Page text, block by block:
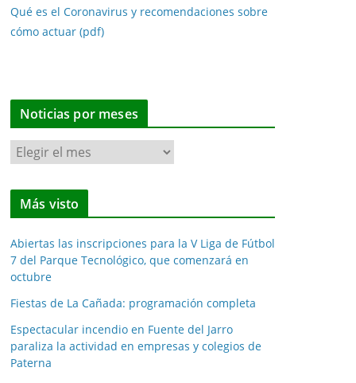
Qué es el Coronavirus y recomendaciones sobre
cómo actuar (pdf)
Noticias por meses
N
o
t
i
a
p
o
r
m
Más visto
Abiertas las inscripciones para la V Liga de Fútbol
7 del Parque Tecnológico, que comenzará en
octubre
Fiestas de La Cañada: programación completa
Espectacular incendio en Fuente del Jarro
paraliza la actividad en empresas y colegios de
Paterna